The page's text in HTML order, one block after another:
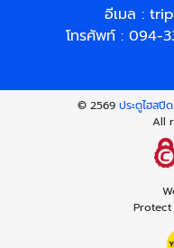
อีเมล :
โทรศัพท์ : 094-
© 2569 ประตูไฮสปี
All